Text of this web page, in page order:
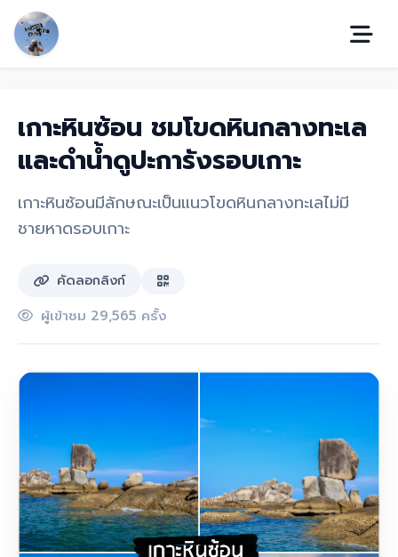
เกาะหินซ้อน ชมโขดหินกลางทะเล
และดำน้ำดูปะการังรอบเกาะ
เกาะหินซ้อนมีลักษณะเป็นแนวโขดหินกลางทะเลไม่มี
ชายหาดรอบเกาะ
คัดลอกลิงก์
ผู้เข้าชม 29,565 ครั้ง